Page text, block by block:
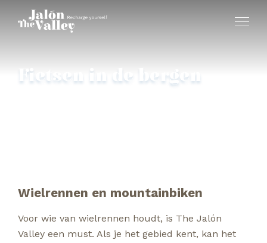
Fietsen in de bergen
Wielrennen en mountainbiken
Voor wie van wielrennen houdt, is The Jalón
Valley een must. Als je het gebied kent, kan het